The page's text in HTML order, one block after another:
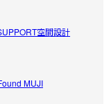
空間設計
MUJI